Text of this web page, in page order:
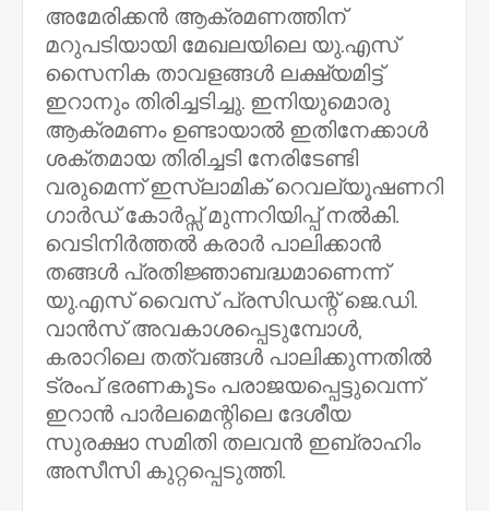
അമേരിക്കൻ ആക്രമണത്തിന്
മറുപടിയായി മേഖലയിലെ യു.എസ്
സൈനിക താവളങ്ങൾ ലക്ഷ്യമിട്ട്
ഇറാനും തിരിച്ചടിച്ചു. ഇനിയുമൊരു
ആക്രമണം ഉണ്ടായാൽ ഇതിനേക്കാൾ
ശക്തമായ തിരിച്ചടി നേരിടേണ്ടി
വരുമെന്ന് ഇസ്‌ലാമിക് റെവല്യൂഷണറി
ഗാർഡ് കോർപ്സ് മുന്നറിയിപ്പ് നൽകി.
വെടിനിർത്തൽ കരാർ പാലിക്കാൻ
തങ്ങൾ പ്രതിജ്ഞാബദ്ധമാണെന്ന്
യു.എസ് വൈസ് പ്രസിഡന്റ് ജെ.ഡി.
വാൻസ് അവകാശപ്പെടുമ്പോൾ,
കരാറിലെ തത്വങ്ങൾ പാലിക്കുന്നതിൽ
ട്രംപ് ഭരണകൂടം പരാജയപ്പെട്ടുവെന്ന്
ഇറാൻ പാർലമെന്റിലെ ദേശീയ
സുരക്ഷാ സമിതി തലവൻ ഇബ്രാഹിം
അസീസി കുറ്റപ്പെടുത്തി.